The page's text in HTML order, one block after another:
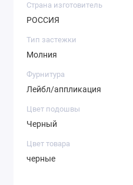
Страна изготовитель
РОССИЯ
Тип застежки
Молния
Фурнитура
Лейбл/аппликация
Цвет подошвы
Черный
Цвет товара
черные